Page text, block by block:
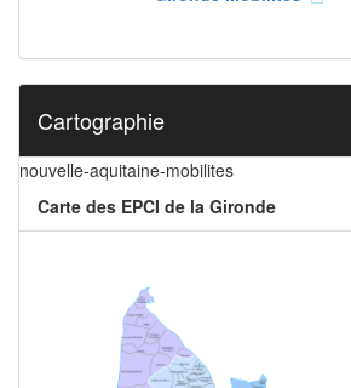
Cartographie
nouvelle-aquitaine-mobilites
Carte des EPCI de la Gironde